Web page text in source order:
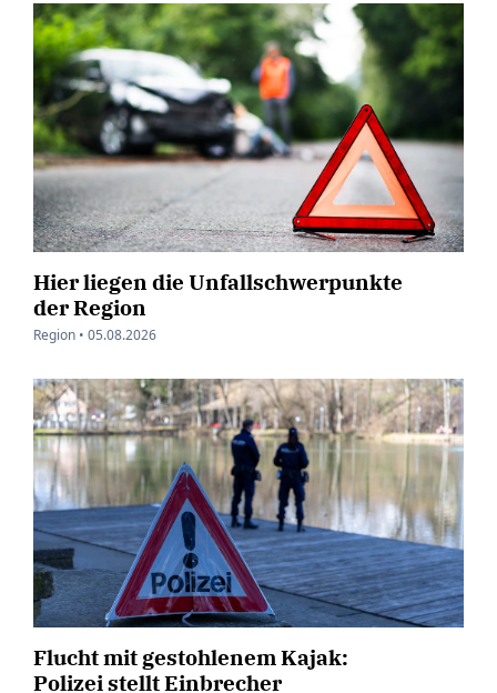
Hier liegen die Unfallschwerpunkte
der Region
Region • 05.08.2026
Flucht mit gestohlenem Kajak:
Polizei stellt Einbrecher